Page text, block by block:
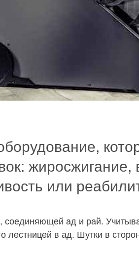
жиросжигание,
или
ад и рай.
в ад. Шутки в